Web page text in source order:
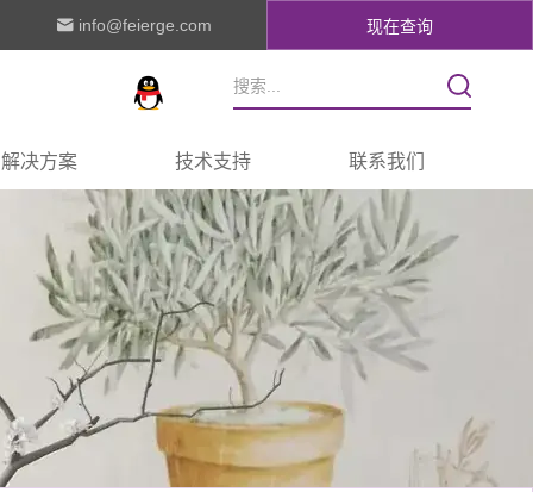
info@feierge.com 现在查询
解决方案 技术支持 联系我们